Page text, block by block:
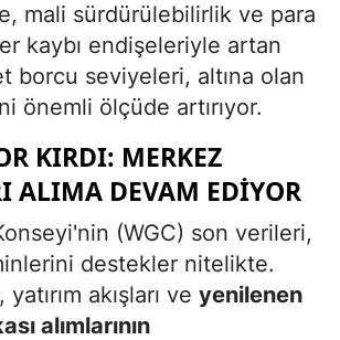
mali sürdürülebilirlik ve para
kaybı endişeleriyle artan
borcu seviyeleri, altına olan
önemli ölçüde artırıyor.
KIRDI: MERKEZ
ALIMA DEVAM EDIYOR
(WGC) son verileri,
destekler nitelikte.
akışları ve yenilenen
alımlarının